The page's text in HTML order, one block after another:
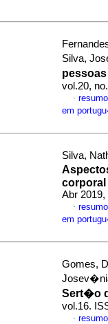
Silva,
vol.20,
·
em
Silva,
corporal
Abr 2019,
·
em
Gomes,
Sert�o
vol.16.
·